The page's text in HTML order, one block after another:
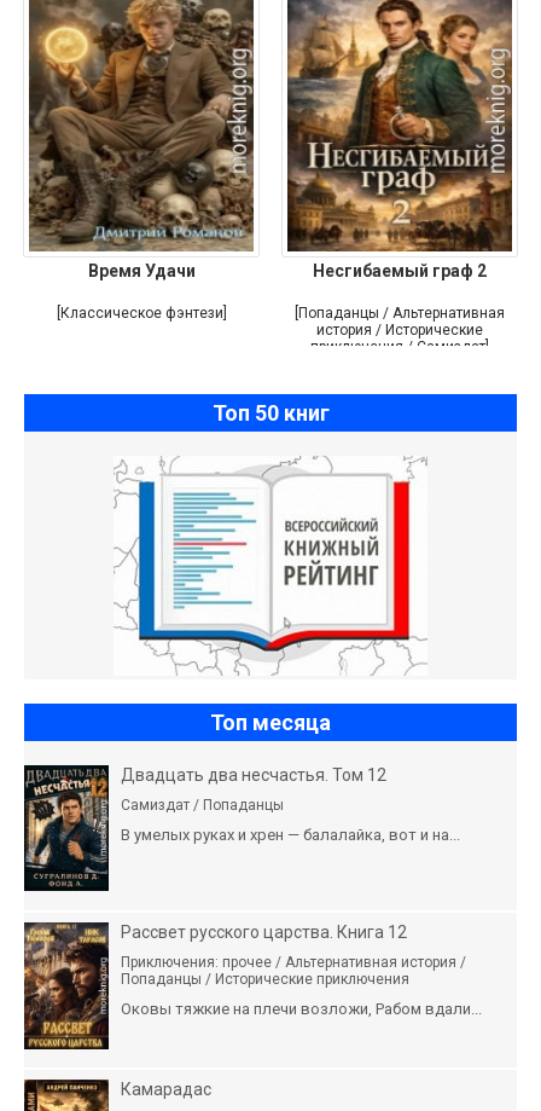
Время Удачи
[Классическое фэнтези]
Несгибаемый граф 2
[Попаданцы / Альтернативная
история / Исторические
приключения / Самиздат]
Топ 50 книг
Топ месяца
Двадцать два несчастья. Том 12
Самиздат / Попаданцы
В умелых руках и хрен — балалайка, вот и на...
Рассвет русского царства. Книга 12
Приключения: прочее / Альтернативная история /
Попаданцы / Исторические приключения
Оковы тяжкие на плечи возложи, Рабом вдали...
Камарадас